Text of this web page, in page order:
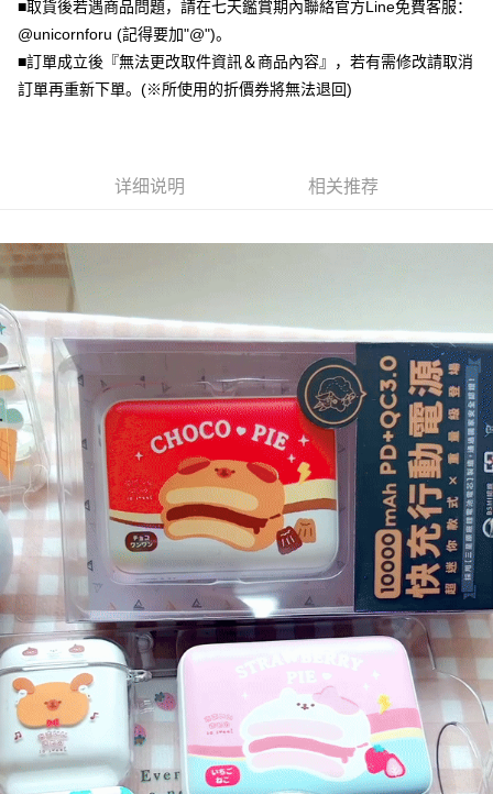
台湾乐天信用卡公司
台新国际商业银行
台湾乐天信用卡公司
永丰商业银行
玉山商业银行
星展（台湾）商业银行
中国信托商业银行
台湾乐天信用卡公司
悠遊付
Google Pay
Plus PAY
【大哥付你分期使用说明】
2. 付款方式选择 “大哥付你分期”，订单成立后会自动跳转到大哥付的交易流
程，验证手机门号后，选择欲分期的期数、缴款截止日，确认付款后即完成
交易。
3. 实际核准额度、可分期数及费用金额请依后续交易确认页面所载为准。
4. 订单成立30分钟内，如未前往确认交易或遇审核未通过，订单将自动取
消。如遇 “转专审核”未通过状况，表示未达系统评分，恕无法说明评估内
容。
【缴款方式说明】
1. 分期款项不并入电信账单，“大哥付你分期”于每月结算日后寄送缴费提醒
短信。
2. 通过短信链接打开账单后，可选择 “超商条码／台湾大直营门市／银行转
账／街口支付／iPASS MONEY”等通路缴费。
【注意事项】
1. 本服务系由 “台湾大哥大股份有限公司”所提供，让用户于交易时，得通过
本服务购买商品或服务，并由商店将买卖／分期付款买卖价金债权让与本公
司后，依约使用本公司账单缴交账款。
2. 基于同意付款使用 “大哥付你分期”之契约关系目的，商店将以您的个人资
料（包含姓名、电话或地址）提供予台湾大哥大进项收集、处理及利用，由
台湾大哥大与本人进行分期账单所需资料之确认、核对及更正。
3. 完整用户服务条款，请详阅以下链接：https://oppay.tw/userRule
一、關於 AFTEE先享後付
1. 於付款方式選擇AFTEE先享後付，將跳出AFTEE先享後付手機驗證視
窗。
2. 進行簡訊驗證之後，即可完成結帳手續。
3. 訂單確認後不需事先繳費，商品會配送至您的指定地址。
4. 下訂完成後，您的手機會收到一封繳費通知簡訊，APP會員則會收到
AFTEE APP推播通知。
5. 收到商品當下無需繳費，確認無誤後，請再利用繳費通知簡訊或AFTEE
APP於四大便利商店‧ATM/網銀等方式進行付款。
請留意繳費期限為 14 天。唯有下載 AFTEE App 成為 AFTEE 會員者方能享
有最長 45 天內付款之服務。
繳費期限，為商家向您請款的時間，再加上使用AFTEE可延長的天數所計算
出。使用AFTEE下訂可以延長您收到商品前的繳費天數，但無法保證一定能
夠在期限內收到商品(例如:預購商品或預計到貨時間較長者)。因此無論收到
商品與否，仍需要請您在AFTEE規定的時間內完成繳費。
二、付款限制
1. 初次使用 AFTEE 時，將依認證結果及本公司審查結果，核予每個人不同
之上限額度
2. 結帳金額須大於NT$30
3. 目前僅支援台灣會員
三、聲明條款
「AFTEE先享後付」(下稱本服務)乃由恩沛科技股份有限公司(下稱 AFTEE )
所提供，並由 AFTEE 向您收取款項。因使用本服務所須提供之個人資料(包
ATM付款
运送方式
全家取貨付款
每笔NT$70，满NT$1,000(含以上)免运费
付款後全家取貨
每笔NT$70，满NT$899(含以上)免运费
7-11取貨（物流比較快）
每笔NT$70，满NT$1,000(含以上)免运费
付款後7-11取貨(出貨較快)
每笔NT$70，满NT$899(含以上)免运费
為了避免耽誤您寶貴的收件時間，建議採用宅配方式配送商品。
每笔NT$80，满NT$1,500(含以上)免运费
■取貨後若遇商品問題，請在七天鑑賞期內聯絡官方Line免費客服：
@unicornforu (記得要加"@")。
■訂單成立後『無法更改取件資訊＆商品內容』，若有需修改請取消
訂單再重新下單。(※所使用的折價券將無法退回)
详细说明 相关推荐